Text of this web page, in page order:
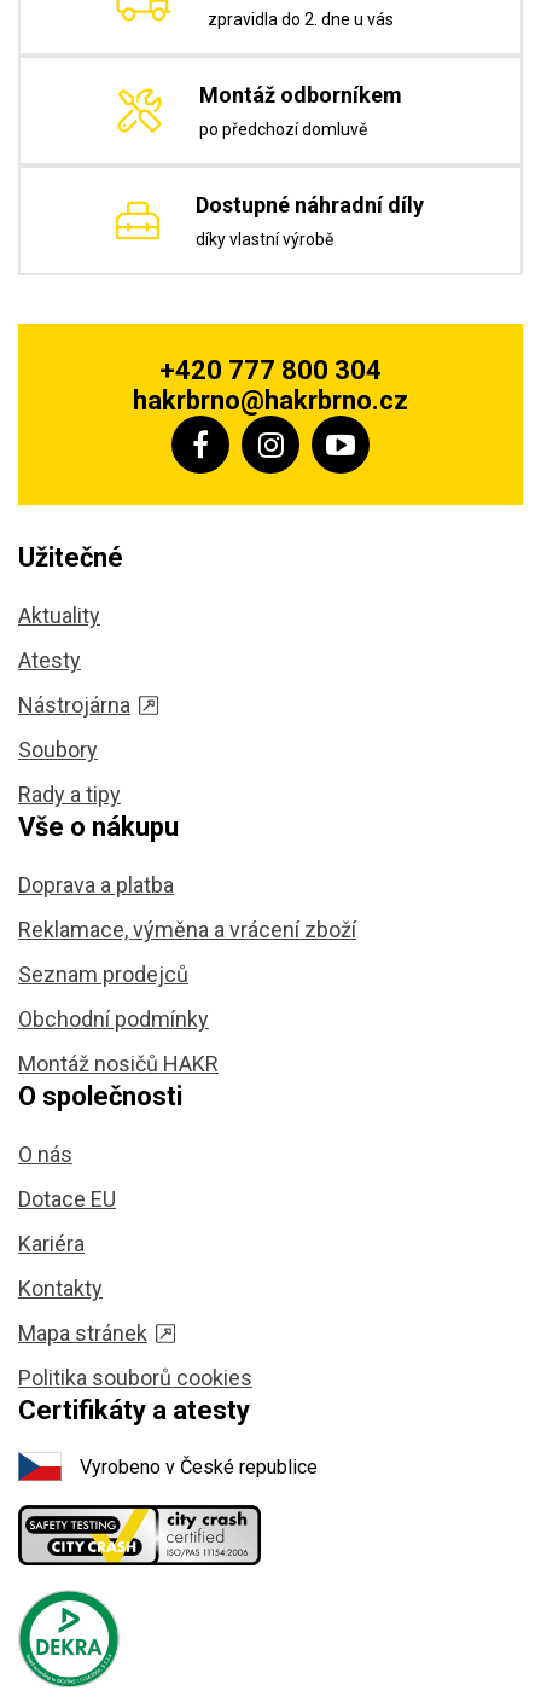
zpravidla do 2. dne u vás
Montáž odborníkem
po předchozí domluvě
Dostupné náhradní díly
díky vlastní výrobě
+420 777 800 304
hakrbrno@hakrbrno.cz
Užitečné
Aktuality
Atesty
Nástrojárna
Soubory
Rady a tipy
Vše o nákupu
Doprava a platba
Reklamace, výměna a vrácení zboží
Seznam prodejců
Obchodní podmínky
Montáž nosičů HAKR
O společnosti
O nás
Dotace EU
Kariéra
Kontakty
Mapa stránek
Politika souborů cookies
Certifikáty a atesty
Vyrobeno v České republice